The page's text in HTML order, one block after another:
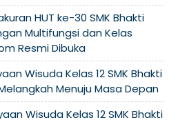
HUT ke-30 SMK Bhakti
Multifungsi dan Kelas
Resmi Dibuka
Wisuda Kelas 12 SMK Bhakti
Menuju Masa Depan
Wisuda Kelas 12 SMK Bhakti